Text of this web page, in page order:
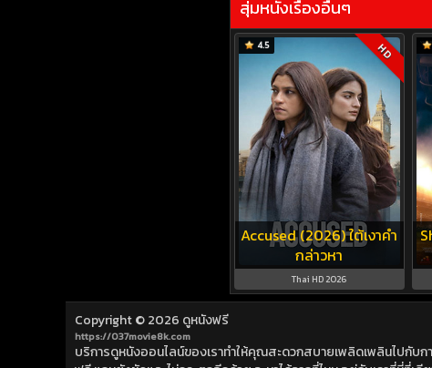
สุ่มหนังเรื่องอื่นๆ
Accused (2026) ใต้เงาคำ
กล่าวหา
4.5 HD
Thai HD 2026
Copyright © 2026 ดูหนังฟรี
https://037movie8k.com
บริการดูหนังออนไลน์ของเราทำให้คุณสะดวกสบายเพลิดเพลินไปกับ